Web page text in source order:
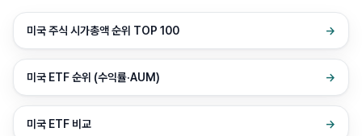
미국 주식 시가총액 순위 TOP 100 →
미국 ETF 순위 (수익률·AUM) →
미국 ETF 비교 →